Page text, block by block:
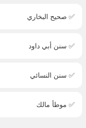
✅ صحيح البخاري
✅ سنن أبي داود
✅ سنن النسائي
✅ موطأ مالك